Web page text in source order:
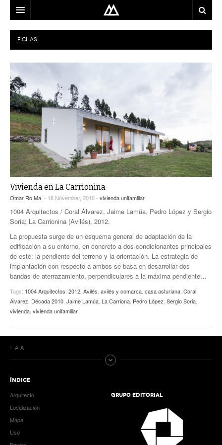
ARQUITECTO
LOCALIZACIÓN
USO
EQUIPO
BLOG
CONTACTO
FICHAS
Vivienda en La Carrionina
Omar Ro.Ma. - 18 November, 2016 - vivienda unifamiliar
1004 Arquitectos / Coral Álvarez, Jaime Lamúa, Pedro López y Sergio
Soria; La Carrionina (Avilés), 2012.
La propuesta surge de un esquema general de adaptación de la
edificación a su entorno, en concreto a dos condicionantes principales
de este: la pendiente del terreno y la orientación. La estrategia de
implantación con respecto a ambos se basa en desarrollar dos
bandas de aterrazamiento, perpendiculares a la máxima pendiente…
Tags: 1004 Arquitectos 2012 Avilés avilés y comarca casa asturiana Coral
Álvarez Década 2010 Jaime Lamúa La Carriona Pedro López Sergio Soria
vivienda vivienda unifamiliar
A-A
ÍNDICE
Arquitecto
Localización
Mapa
Uso
GRUPO EDITORIAL